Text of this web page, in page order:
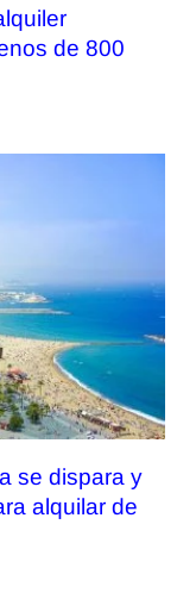
de 800
se dispara y
alquilar de